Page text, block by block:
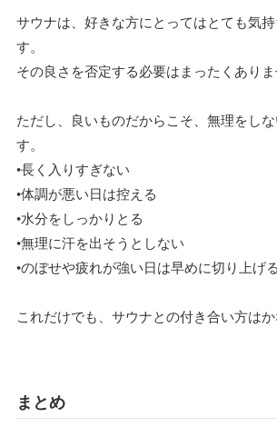
サウナは、好きな方にとってはとても気
す。
その良さを否定する必要はまったくありま
ただし、良いものだからこそ、無理をし
す。
•長く入りすぎない
•体調が悪い日は控える
•水分をしっかりとる
•無理に汗を出そうとしない
•のぼせや疲れが強い日は早めに切り上げる
これだけでも、サウナとの付き合い方はか
まとめ